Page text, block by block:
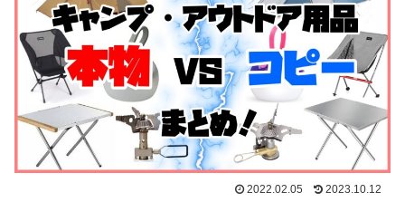
2022.02.05 2023.10.12